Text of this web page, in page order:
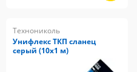
Технониколь
Унифлекс ТКП сланец
серый (10х1 м)